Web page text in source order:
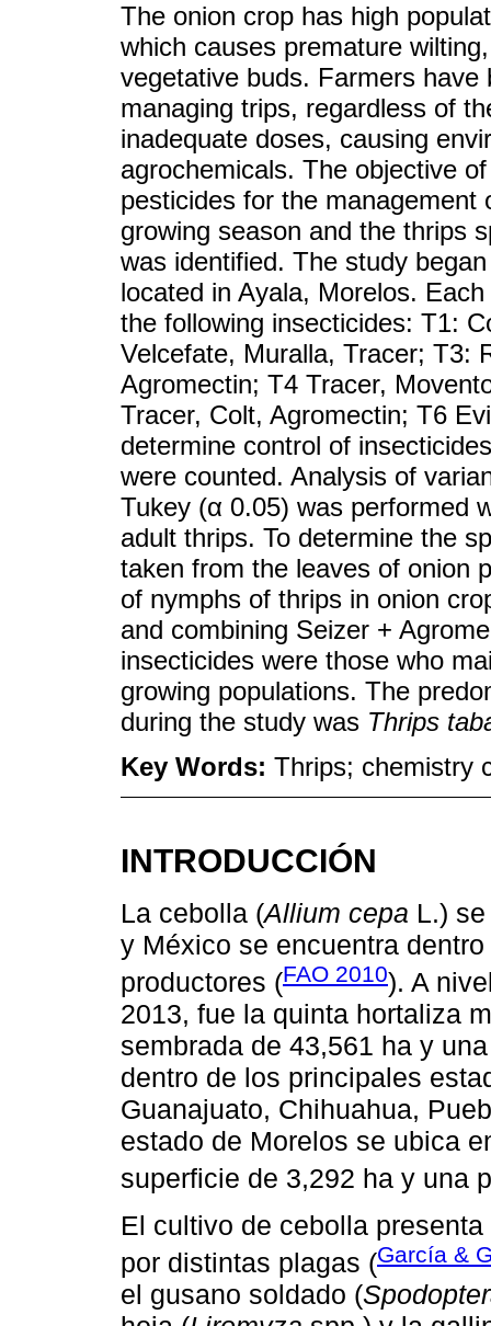
The onion crop has high
which causes premature
vegetative buds. Farmers
managing trips, regardless of
inadequate doses, causing
agrochemicals. The objective
pesticides for the
growing season and the thrips
was identified. The study
located in Ayala, Morelos.
the following insecticides: T1:
Velcefate, Muralla, Tracer; T3:
Agromectin; T4 Tracer,
Tracer, Colt, Agromectin; T6
determine control of
were counted. Analysis of
Tukey (α 0.05) was performed
adult thrips. To determine the
taken from the leaves of onion
of nymphs of thrips in onion
and combining Seizer +
insecticides were those who
growing populations. The
during the study was Thrips
Key Words: Thrips; chemistry
INTRODUCCIÓN
La cebolla (Allium cepa L.)
y México se encuentra
productores (FAO 2010). A
2013, fue la quinta hortaliza
sembrada de 43,561 ha y
dentro de los principales
Guanajuato, Chihuahua,
estado de Morelos se ubica
superficie de 3,292 ha y una
El cultivo de cebolla
por distintas plagas (García &
el gusano soldado (